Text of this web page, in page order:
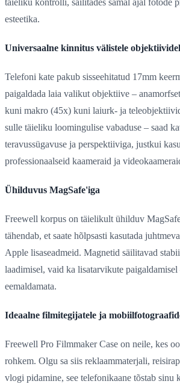
täieliku kontrolli, säilitades samal ajal fotode
esteetika.
Universaalne kinnitus välistele
Telefoni kate pakub sisseehitatud 17mm
paigaldada laia valikut objektiive –
kuni makro (45x) kuni laiurk- ja
sulle täieliku loomingulise vabaduse – saad
teravussügavuse ja perspektiiviga, justkui
professionaalseid kaameraid ja
Ühilduvus MagSafe'iga
Freewell korpus on täielikult ühilduv
tähendab, et saate hõlpsasti kasutada
Apple lisaseadmeid. Magnetid säilitavad
laadimisel, vaid ka lisatarvikute
eemaldamata.
Ideaalne filmitegijatele ja
Freewell Pro Filmmaker Case on neile, kes
rohkem. Olgu sa siis reklaammaterjali,
vlogi pidamine, see telefonikaane tõstab sinu